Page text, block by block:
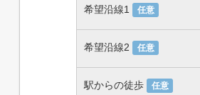
希望沿線1 任意
希望沿線2 任意
駅からの徒歩 任意